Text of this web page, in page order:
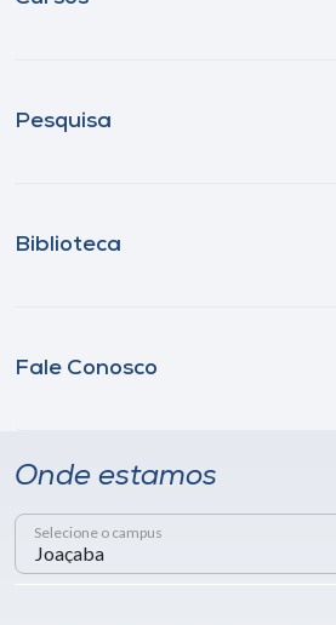
Pesquisa
Biblioteca
Fale Conosco
Onde estamos
Selecione o campus